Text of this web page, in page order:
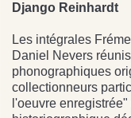
Django Reinhardt
Les intégrales
Daniel Nevers
phonographiques
collectionneurs
l'oeuvre